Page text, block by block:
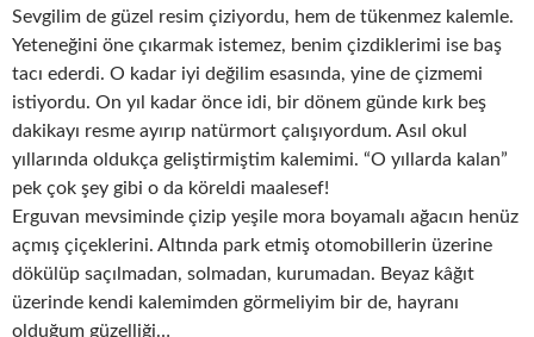
Sevgilim de güzel resim çiziyordu, hem de tükenmez kalemle.
Yeteneğini öne çıkarmak istemez, benim çizdiklerimi ise baş
tacı ederdi. O kadar iyi değilim esasında, yine de çizmemi
istiyordu. On yıl kadar önce idi, bir dönem günde kırk beş
dakikayı resme ayırıp natürmort çalışıyordum. Asıl okul
yıllarında oldukça geliştirmiştim kalemimi. “O yıllarda kalan”
pek çok şey gibi o da köreldi maalesef!
Erguvan mevsiminde çizip yeşile mora boyamalı ağacın henüz
açmış çiçeklerini. Altında park etmiş otomobillerin üzerine
dökülüp saçılmadan, solmadan, kurumadan. Beyaz kâğıt
üzerinde kendi kalemimden görmeliyim bir de, hayranı
olduğum güzelliği…